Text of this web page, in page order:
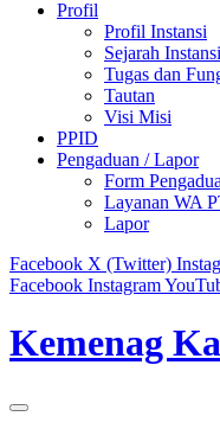
Profil
Profil Instansi
Sejarah
Tugas dan
Tautan
Visi Misi
PPID
Pengaduan / Lapor
Form
Layanan WA
Lapor
Facebook X (Twitter)
Facebook Instagram
Kemenag